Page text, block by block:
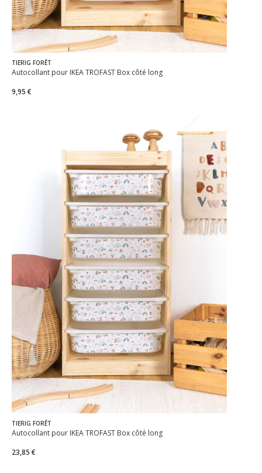
TIERIG FORÊT
Autocollant pour IKEA TROFAST Box côté long
9,95 €
TIERIG FORÊT
Autocollant pour IKEA TROFAST Box côté long
23,85 €